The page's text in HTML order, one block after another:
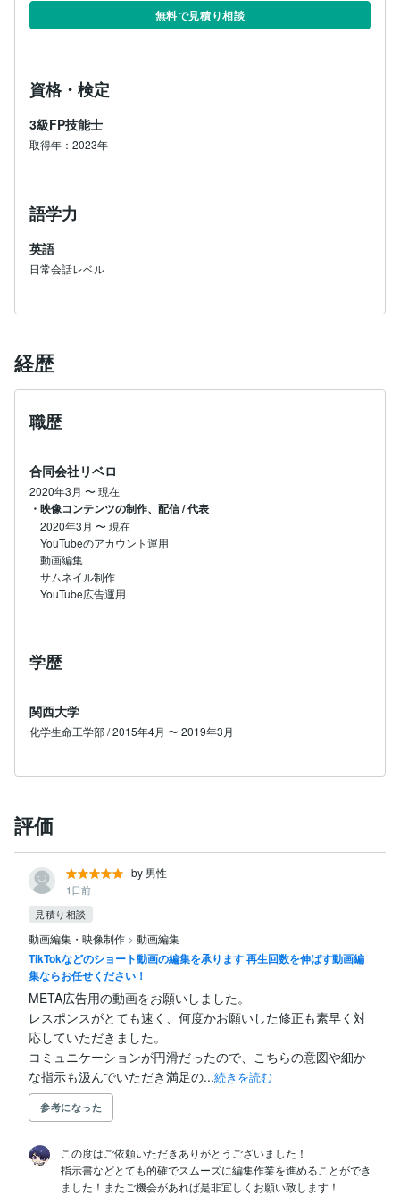
無料で見積り相談
資格・検定
3級FP技能士
取得年：2023年
語学力
英語
日常会話レベル
経歴
職歴
合同会社リベロ
2020年3月 〜現在
・映像コンテンツの制作、配信 / 代表
2020年3月 〜現在
YouTubeのアカウント運用
動画編集
サムネイル制作
YouTube広告運用
学歴
関西大学
化学生命工学部 / 2015年4月 〜 2019年3月
評価
by 男性
1日前
見積り相談
動画編集・映像制作 > 動画編集
TikTokなどのショート動画の編集を承ります 再生回数を伸ばす動画編
集ならお任せください！
META広告用の動画をお願いしました。
レスポンスがとても速く、何度かお願いした修正も素早く対
応していただきました。
コミュニケーションが円滑だったので、こちらの意図や細か
な指示も汲んでいただき満足の...続きを読む
参考になった
この度はご依頼いただきありがとうございました！
指示書などとても的確でスムーズに編集作業を進めることができ
ました！またご機会があれば是非宜しくお願い致します！